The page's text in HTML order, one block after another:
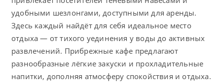
удобными шезлонгами, доступными для аренды.
Здесь каждый найдёт для себя идеальное место
отдыха — от тихого уединения у воды до активных
развлечений. Прибрежные кафе предлагают
разнообразные лёгкие закуски и прохладительные
напитки, дополняя атмосферу спокойствия и отдыха.